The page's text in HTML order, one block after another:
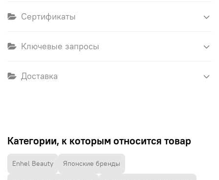
Сертификаты
Ключевые запросы
Доставка
Категории, к которым относится товар
Enhel Beauty Японские бренды